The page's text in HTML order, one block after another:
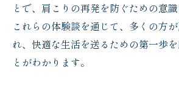
とで、肩こりの再発を防ぐための意識
これらの体験談を通じて、多くの方
れ、快適な生活を送るための第一歩
とがわかります。